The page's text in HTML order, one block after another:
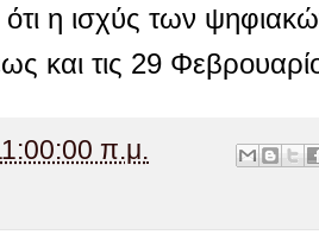
ότι η ισχύς των
και τις 29
π.μ.